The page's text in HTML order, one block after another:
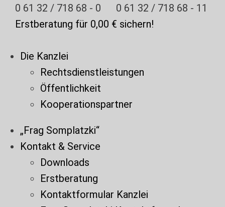
Zum
Inhalt
0 61 32 / 718 68 - 0
0 61 32 / 718 68 - 11
Erstberatung für 0,00 € sichern!
Die Kanzlei
Rechtsdienstleistungen
Öffentlichkeit
Kooperationspartner
„Frag Somplatzki“
Kontakt & Service
Downloads
Erstberatung
Kontaktformular Kanzlei